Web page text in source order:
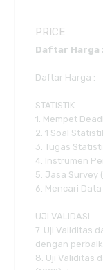
PRICE
Daftar Harga :
Daftar Harga :
STATISTIK
1. Mempet
2. 1 Soal
3. Tugas
4. Instrumen
5. Jasa Survey
6. Mencari
UJI VALIDASI
7. Uji Validitas
dengan
8. Uji Validitas